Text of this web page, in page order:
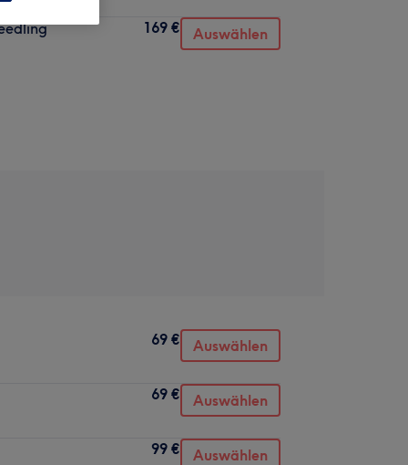
169 € Auswählen
69 € Auswählen
69 € Auswählen
99 € Auswählen